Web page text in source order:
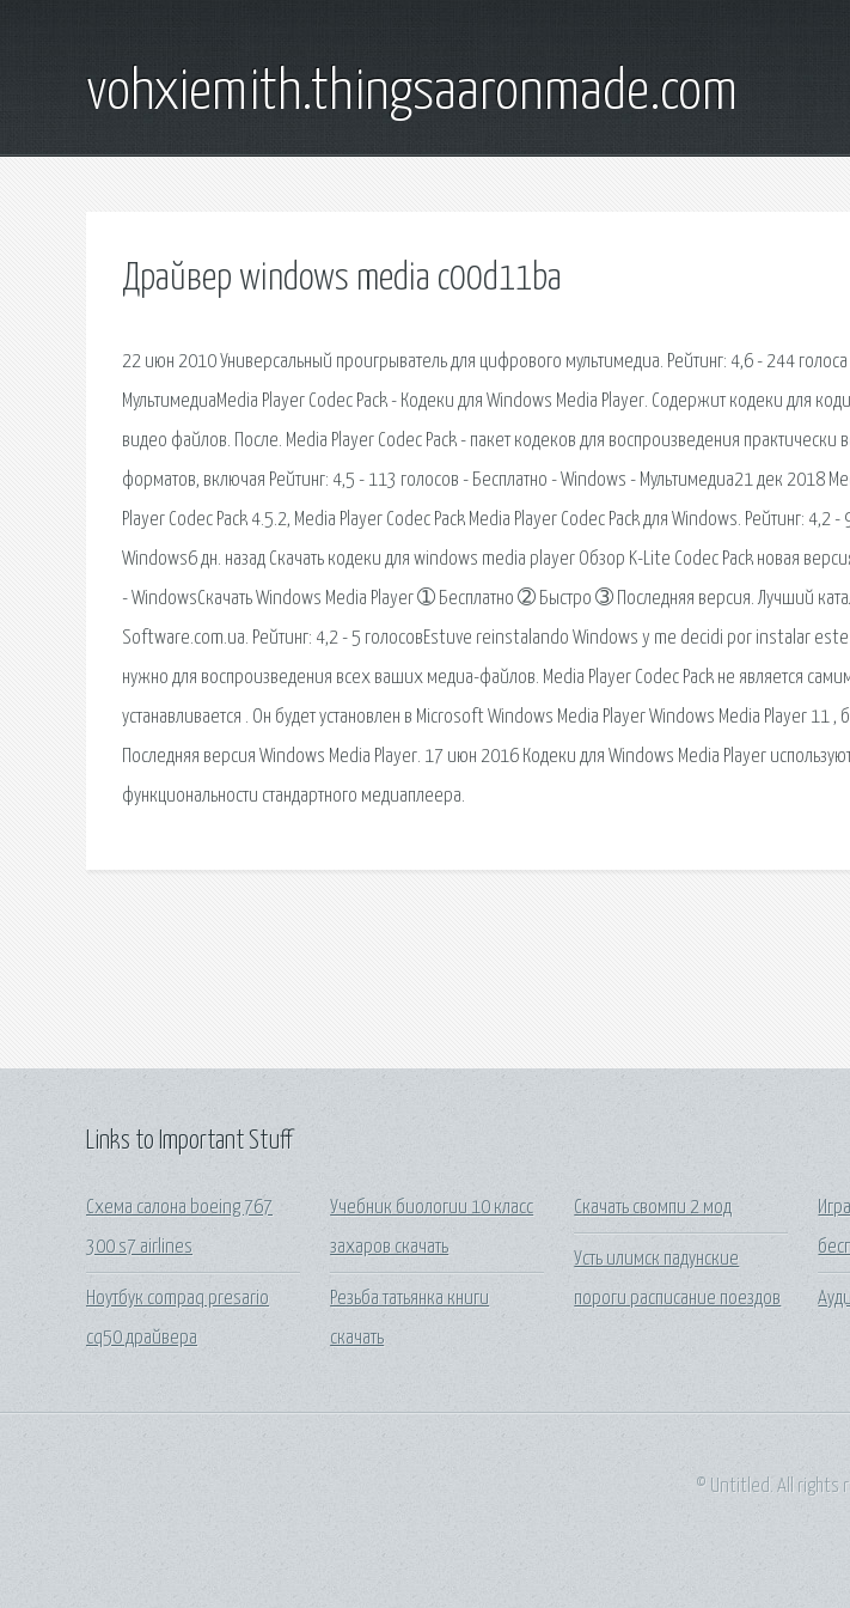
vohxiemith.thingsaaronmade.com
Драйвер windows media c00d11ba
22 июн 2010 Универсальный проигрыватель для цифрового мультимедиа. Рейтинг: 4,6 - 244
МультимедиаMedia Player Codec Pack - Кодеки для Windows Media Player. Содержит кодеки для
видео файлов. После. Media Player Codec Pack - пакет кодеков для воспроизведения
форматов, включая Рейтинг: 4,5 - 113 голосов - Бесплатно - Windows - Мультимедиа21 дек 2018
Player Codec Pack 4.5.2, Media Player Codec Pack Media Player Codec Pack для Windows. Рейтинг: 4,2
Windows6 дн. назад Скачать кодеки для windows media player Обзор K-Lite Codec Pack новая
- WindowsСкачать Windows Media Player ➀ Бесплатно ➁ Быстро ➂ Последняя версия. Лучший
Software.com.ua. Рейтинг: 4,2 - 5 голосовEstuve reinstalando Windows y me decidi por instalar
нужно для воспроизведения всех ваших медиа-файлов. Media Player Codec Pack не является
устанавливается . Он будет установлен в Microsoft Windows Media Player Windows Media Player 11 ,
Последняя версия Windows Media Player. 17 июн 2016 Кодеки для Windows Media Player
функциональности стандартного медиаплеера.
Links to Important Stuff
Схема салона boeing 767
300 s7 airlines
Ноутбук compaq presario
cq50 драйвера
Учебник биологии 10 класс
захаров скачать
Резьба татьянка книги
скачать
Скачать свомпи 2 мод
Усть илимск падунские
пороги расписание поездов
© Untitled. All rights